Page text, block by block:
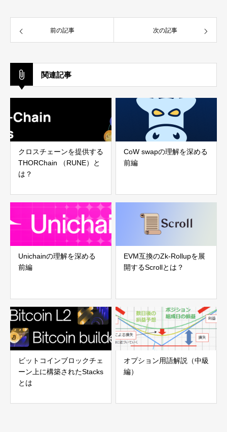
前の記事 次の記事
関連記事
クロスチェーンを提供する
THORChain （RUNE）と
は？
CoW swapの理解を深める
前編
Unichainの理解を深める
前編
EVM互換のZk-Rollupを展
開するScrollとは？
ビットコインブロックチェ
ーン上に構築されたStacks
とは
オプション用語解説（中級
編）